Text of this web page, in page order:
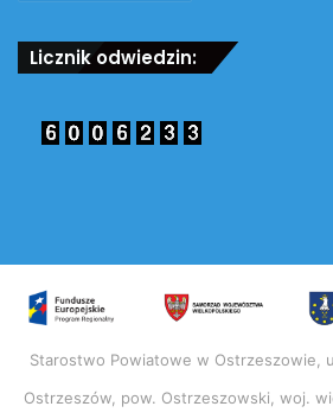
Licznik odwiedzin:
Starostwo Powiatowe w Ostrzeszowie,
Ostrzeszów, pow. Ostrzeszowski, woj.